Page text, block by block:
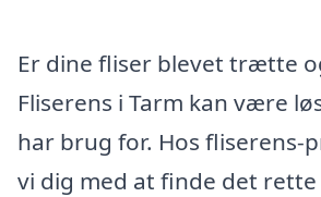
Er dine fliser blevet trætte
Fliserens i Tarm kan være
har brug for. Hos fliserens-
vi dig med at finde det